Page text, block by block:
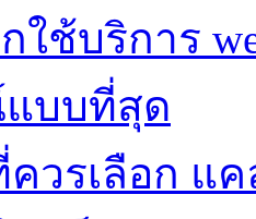
ใช้บริการ
บบที่สุด
ควรเลือก แ